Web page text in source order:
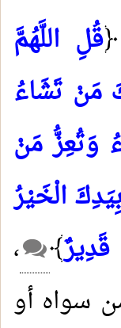
قُلِ اللَّهُمَّ
مَنْ تَشَاءُ
وَتُعِزُّ مَنْ
الْخَيْرُ
﴾
،
سواه أو